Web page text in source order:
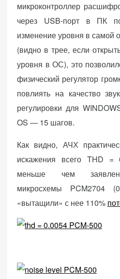
микроконтроллер
через USB-порт в ПК
изменение уровня в самой
(видно в трее, если
уровня в ОС), это
физический регулятор
повлиять на качество
регулировки для
OS — 15 шагов.
Как видно, АЧХ
искажения всего THD =
меньше чем
микросхемы PCM2704
«вытащили» с нее 110%